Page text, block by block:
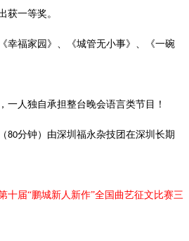
获一等奖。
幸福家园》、《城管无小事》、《一碗
一人独自承担整台晚会语言类节目！
80分钟）由深圳福永杂技团在深圳长期
十届“鹏城新人新作”全国曲艺征文比赛三